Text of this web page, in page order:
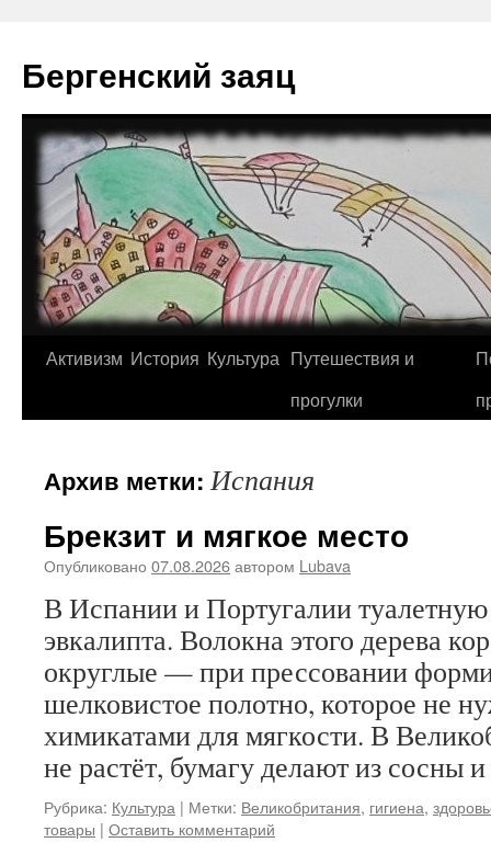
содержимому
Бергенский заяц
Активизм История Культура Путешествия и
прогулки
Архив метки:Испания
Брекзит и мягкое место
Опубликовано 07.08.2026автором Lubava
В Испании и Португалии
эвкалипта. Волокна этого дерева
округлые — при прессовании
шелковистое полотно, которое не
химикатами для мягкости. В
не растёт, бумагу делают из сосны
Рубрика: Культура | Метки: Великобритания, гигиена,
товары | Оставить комментарий